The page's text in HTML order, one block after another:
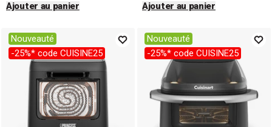
Ajouter au panier
Ajouter au panier
Nouveauté
-25%* code CUISINE25
Nouveauté
-25%* code CUISINE25